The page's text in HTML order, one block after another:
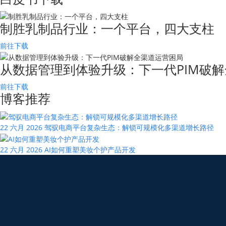
制胜乳制品行业：一个平台，四大支柱
前往下载
从数据管理到体验升级：下一代PIM破
前往下载
博客推荐
22 六月 2026 驾驭电商平台复杂生态：解锁可规模化多渠道增长路径
22 六月 2026 AI如何重塑美妆个护产品开发